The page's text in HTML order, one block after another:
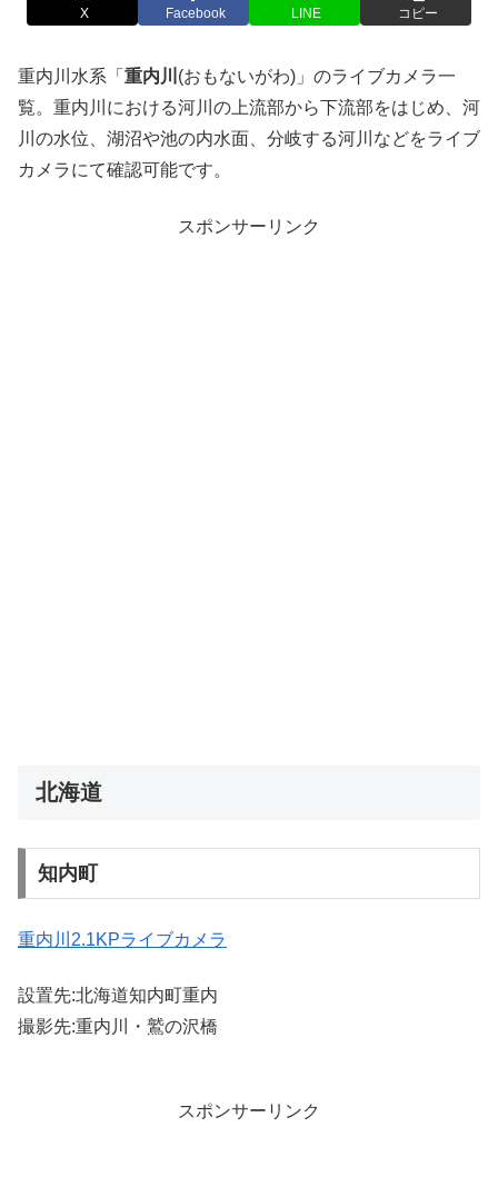
X Facebook LINE コピー
重内川水系「 重内川 (おもないがわ)」のライブカメラ一
覧。重内川における河川の上流部から下流部をはじめ、河
川の水位、湖沼や池の内水面、分岐する河川などをライブ
カメラにて確認可能です。
スポンサーリンク
北海道
知内町
重内川2.1KPライブカメラ
設置先:北海道知内町重内
撮影先:重内川・鷲の沢橋
スポンサーリンク